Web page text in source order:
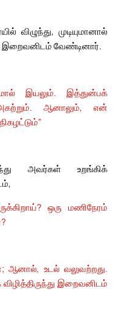
விழுந்து, முடியுமானால்
இறைவனிடம் வேண்டினார்.
இயலும். இத்துன்பக்
ஆனாலும், என்
அவர்கள் உறங்கிக்
ஒரு மணிநேரம்
உடல் வலுவற்றது.
இறைவனிடம்